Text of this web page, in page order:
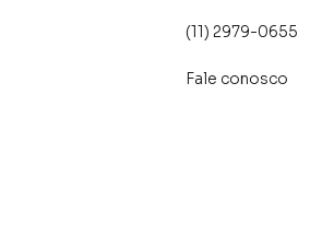
(11) 2979-0655
Fale conosco